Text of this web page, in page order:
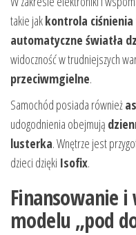
takie jakkontrola
automatyczne światła
widoczność w trudniejszych
przeciwmgielne.
Samochód posiada również
udogodnienia obejmują
lusterka. Wnętrze jest
dzieci dzięki Isofix.
Finansowanie
modelu „pod